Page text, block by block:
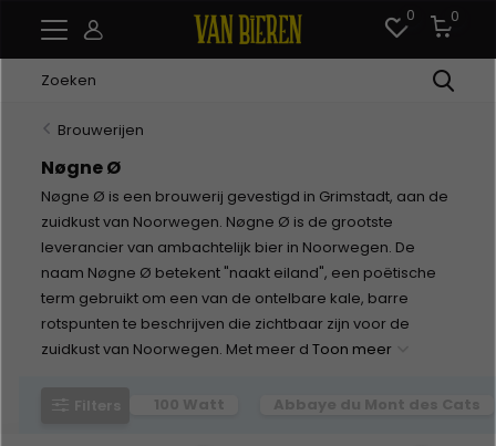
0 0
Brouwerijen
Nøgne Ø
Nøgne Ø is een brouwerij gevestigd in Grimstadt, aan de
zuidkust van Noorwegen. Nøgne Ø is de grootste
leverancier van ambachtelijk bier in Noorwegen. De
naam Nøgne Ø betekent "naakt eiland", een poëtische
term gebruikt om een van de ontelbare kale, barre
rotspunten te beschrijven die zichtbaar zijn voor de
zuidkust van Noorwegen. Met meer dToon meer